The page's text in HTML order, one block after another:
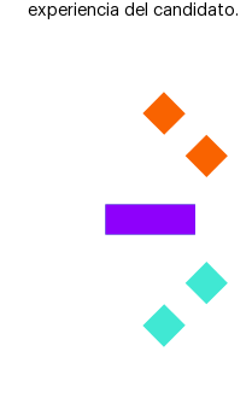
experiencia del candidato.